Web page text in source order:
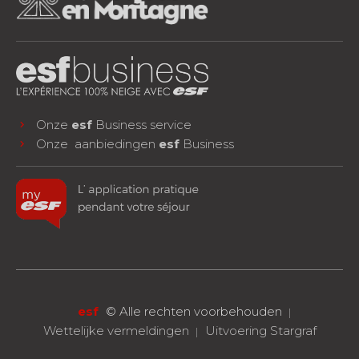
RESERVEREN
Onze esf Business service
Onze aanbiedingen esf Business
esf © Alle rechten voorbehouden
Wettelijke vermeldingen
Uitvoering Stargraf